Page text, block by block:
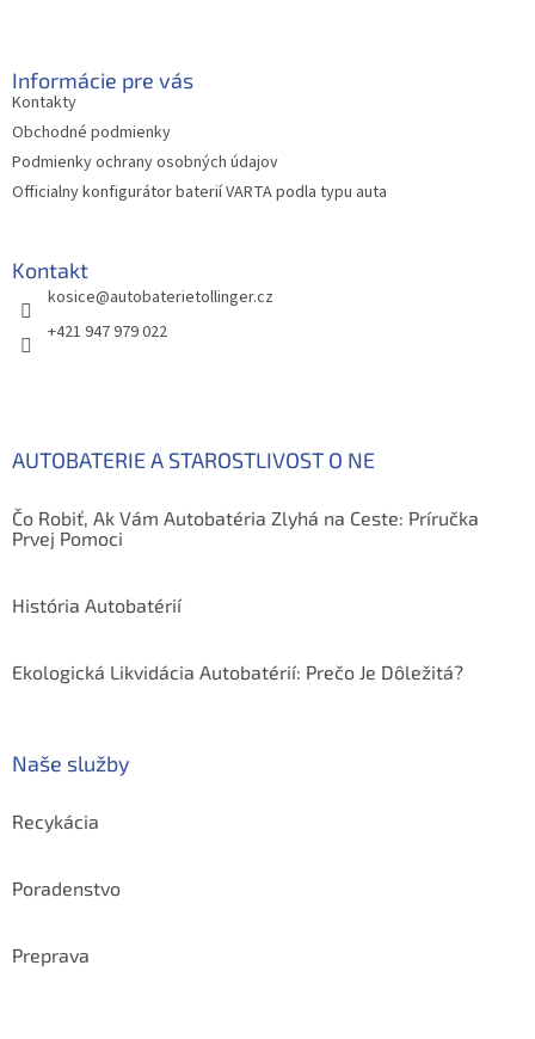
Informácie pre vás
Kontakty
Obchodné podmienky
Podmienky ochrany osobných údajov
Officialny konfigurátor baterií VARTA podla typu auta
Kontakt
kosice@autobaterietollinger.cz
+421 947 979 022
AUTOBATERIE A STAROSTLIVOST O NE
Čo Robiť, Ak Vám Autobatéria Zlyhá na Ceste: Príručka
Prvej Pomoci
História Autobatérií
Ekologická Likvidácia Autobatérií: Prečo Je Dôležitá?
Naše služby
Recykácia
Poradenstvo
Preprava